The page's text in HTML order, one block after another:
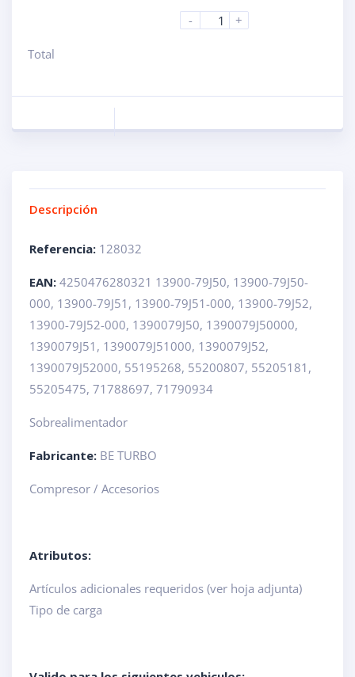
-
+
Total
Descripción
Referencia: 128032
EAN: 4250476280321 13900-79J50, 13900-79J50-
000, 13900-79J51, 13900-79J51-000, 13900-79J52,
13900-79J52-000, 1390079J50, 1390079J50000,
1390079J51, 1390079J51000, 1390079J52,
1390079J52000, 55195268, 55200807, 55205181,
55205475, 71788697, 71790934
Sobrealimentador
Fabricante: BE TURBO
Compresor / Accesorios
Atributos:
Artículos adicionales requeridos (ver hoja adjunta)
Tipo de carga